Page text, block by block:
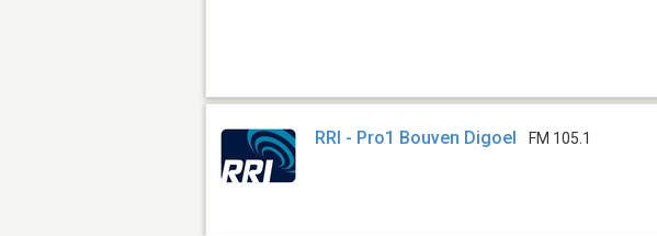
RRI - Pro1 Bouven Digoel FM 105.1